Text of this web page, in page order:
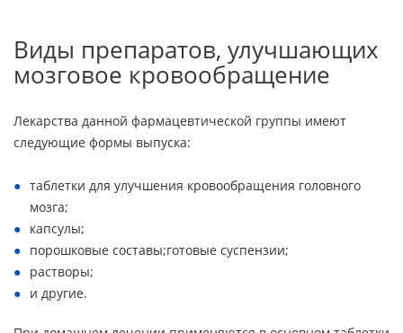
Виды препаратов, улучшающих
мозговое кровообращение
Лекарства данной фармацевтической группы имеют
следующие формы выпуска:
таблетки для улучшения кровообращения головного
мозга;
капсулы;
порошковые составы;готовые суспензии;
растворы;
и другие.